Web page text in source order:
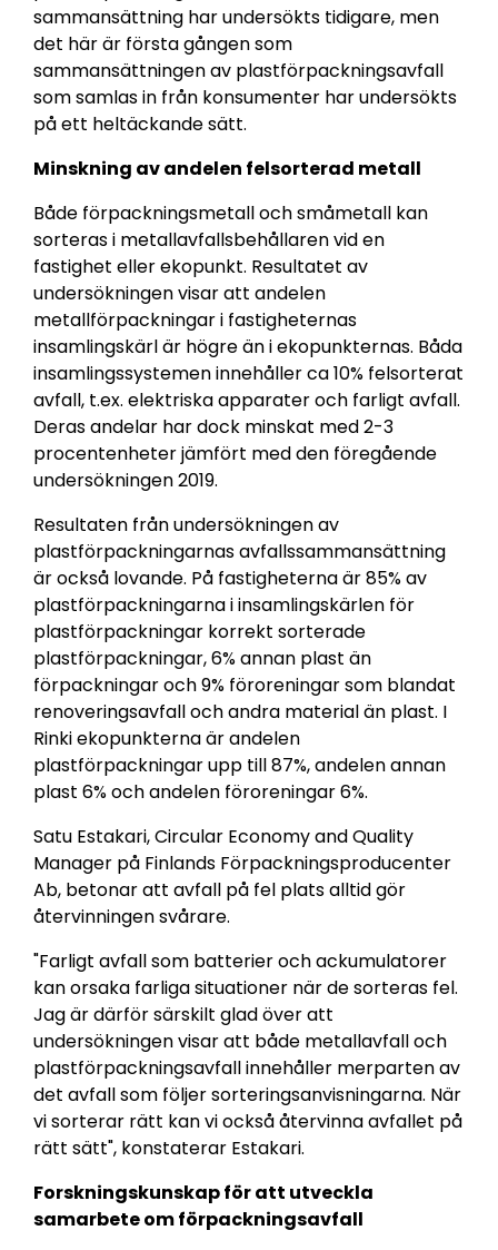
sammansättning har undersökts tidigare, men
det här är första gången som
sammansättningen av plastförpackningsavfall
som samlas in från konsumenter har undersökts
på ett heltäckande sätt.
Minskning av andelen felsorterad metall
Både förpackningsmetall och småmetall kan
sorteras i metallavfallsbehållaren vid en
fastighet eller ekopunkt. Resultatet av
undersökningen visar att andelen
metallförpackningar i fastigheternas
insamlingskärl är högre än i ekopunkternas. Båda
insamlingssystemen innehåller ca 10% felsorterat
avfall, t.ex. elektriska apparater och farligt avfall.
Deras andelar har dock minskat med 2-3
procentenheter jämfört med den föregående
undersökningen 2019.
Resultaten från undersökningen av
plastförpackningarnas avfallssammansättning
är också lovande. På fastigheterna är 85% av
plastförpackningarna i insamlingskärlen för
plastförpackningar korrekt sorterade
plastförpackningar, 6% annan plast än
förpackningar och 9% föroreningar som blandat
renoveringsavfall och andra material än plast. I
Rinki ekopunkterna är andelen
plastförpackningar upp till 87%, andelen annan
plast 6% och andelen föroreningar 6%.
Satu Estakari, Circular Economy and Quality
Manager på Finlands Förpackningsproducenter
Ab, betonar att avfall på fel plats alltid gör
återvinningen svårare.
"Farligt avfall som batterier och ackumulatorer
kan orsaka farliga situationer när de sorteras fel.
Jag är därför särskilt glad över att
undersökningen visar att både metallavfall och
plastförpackningsavfall innehåller merparten av
det avfall som följer sorteringsanvisningarna. När
vi sorterar rätt kan vi också återvinna avfallet på
rätt sätt", konstaterar Estakari.
Forskningskunskap för att utveckla
samarbete om förpackningsavfall